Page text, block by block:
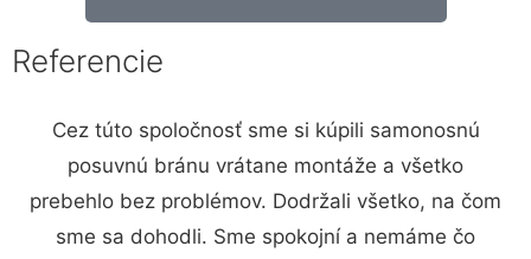
Referencie
Cez túto spoločnosť sme si kúpili samonosnú
posuvnú bránu vrátane montáže a všetko
prebehlo bez problémov. Dodržali všetko, na čom
sme sa dohodli. Sme spokojní a nemáme čo